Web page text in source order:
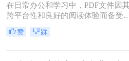
在日常办公和学习中，PDF文件因
跨平台性和良好的阅读体验而备受
迎。然而，有时PDF文件过大，不仅
占用存储空间，还会影响传输速度。
赞 踩